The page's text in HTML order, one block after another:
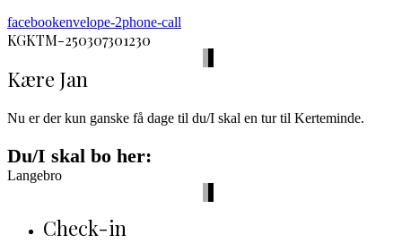
facebookenvelope-2phone-call
KGKTM-250307301230
Kære Jan
Nu er der kun ganske få dage til du/I skal en tur til Kerteminde.
Du/I skal bo her:
Langebro
Check-in